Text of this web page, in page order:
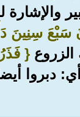
سَبْعَ سِنِينَ
{
أي: دبروا